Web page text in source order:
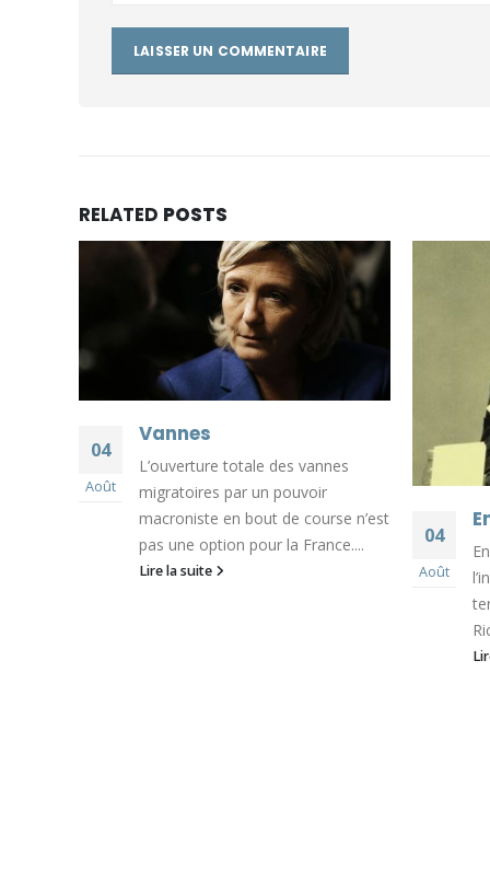
RELATED POSTS
04
Août
Vannes
L’ouverture totale des vannes
migratoires par un pouvoir
macroniste en bout de course n’est
pas une option pour la France....
Lire la suite
04
Août